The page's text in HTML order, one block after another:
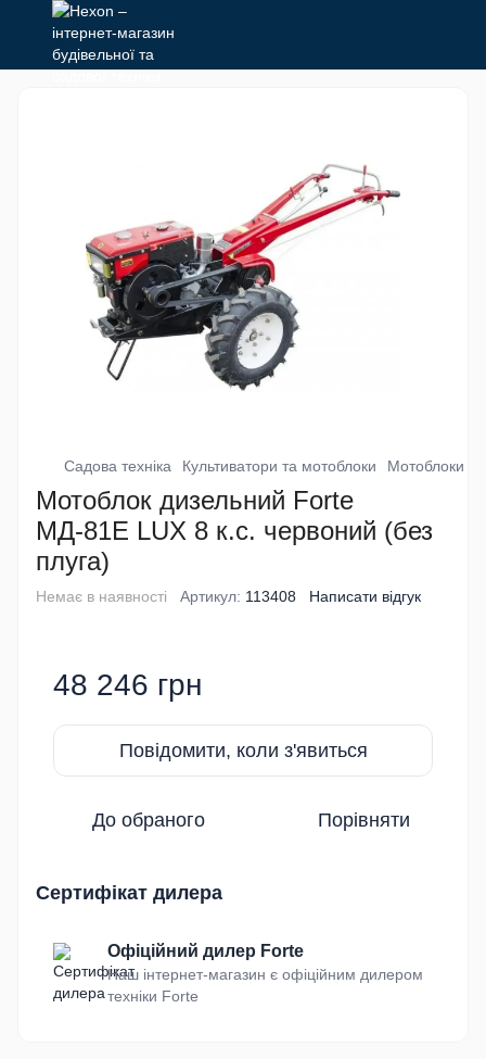
Садова техніка Культиватори та мотоблоки Мотоблоки
Мотоблок дизельний Forte
МД-81Е LUX 8 к.с. червоний (без
плуга)
Немає в наявності Артикул: 113408 Написати відгук
48 246 грн
Повідомити, коли з'явиться
До обраного Порівняти
Сертифікат дилера
Офіційний дилер Forte
Наш інтернет-магазин є офіційним дилером
техніки Forte